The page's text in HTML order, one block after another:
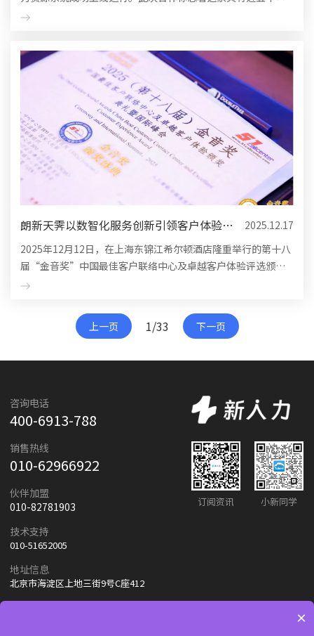
历史的轮胎制造业领军企业，在人力资源管理数字化、全球化
朗新天霁以数智化服务创新引领客户体验新
2025.12.17
2025年12月12日，在上海东锦江希尔顿酒店隆重举行的第十八
届“金音奖”中国最佳客户联络中心及卓越客户体验评选颁奖
典礼上，北京朗新天霁软件技术有限公司（朗新天霁）凭借卓
上一页
1/33 下一页
咨询电话
400-6913-788
销售热线
010-62966922
伙伴加盟
010-82781903
技术支持
010-51652005
地址信息
北京市海淀区上地三街9号C座412
订阅资讯 小新同学
×